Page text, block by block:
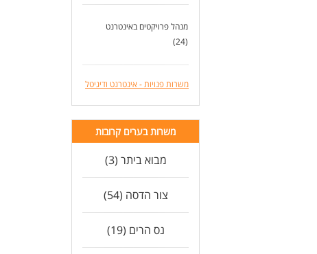
מנהל פרויקטים באינטרנט
(24)
משרות פנויות - אינטרנט ודיגיטל
משרות בערים קרובות
מבוא ביתר (3)
צור הדסה (54)
נס הרים (19)